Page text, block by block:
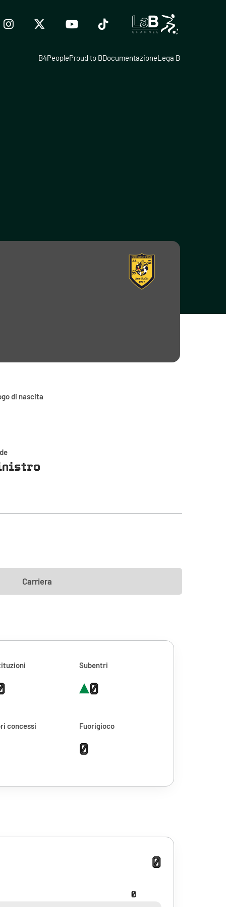
B4PeopleProud to BDocumentazioneLega B
di nascita
Carriera
Subentri
0
concessi Fuorigioco
0
0
0